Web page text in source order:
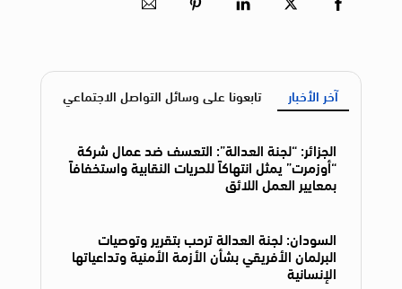
آخر الأخبار تابعونا على وسائل التواصل الاجتماعي
الجزائر: “لجنة العدالة”: التعسف ضد عمال شركة
“أوزمرت” يمثل انتهاكاً للحريات النقابية واستخفافاً
بمعايير العمل اللائق
السودان: لجنة العدالة ترحب بتقرير وتوصيات
البرلمان الأفريقي بشأن الأزمة الأمنية وتداعياتها
الإنسانية